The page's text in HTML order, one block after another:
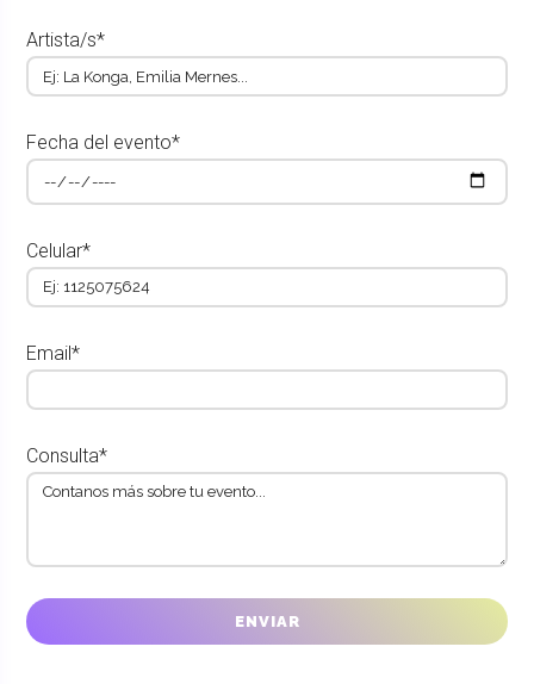
Artista/s*
Fecha del evento*
Celular*
Email*
Consulta*